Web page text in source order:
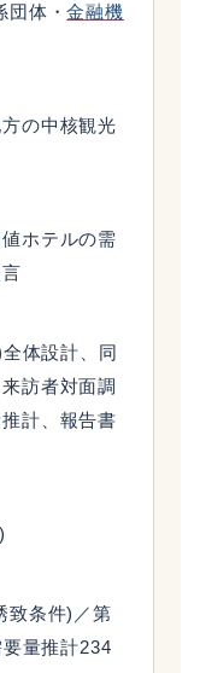
団体・金融機
の中核観光
ホテルの需
体設計、同
訪者対面調
計、報告書
致条件)／第
量推計234